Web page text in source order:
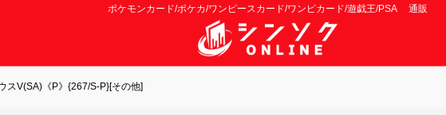
ポケモンカード/ポケカ/ワンピースカード/ワンピカード/遊戯王/PSA 通販
スV(SA)《P》{267/S-P}[その他]